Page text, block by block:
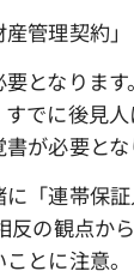
管理契約」
となりま
でに後見
が必要とな
「連帯保
反の観点か
とに注意。